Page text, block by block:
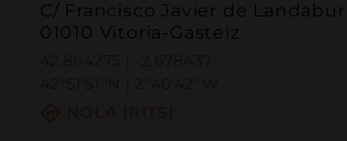
C/ Francisco Javier de
01010 Vitoria-Gasteiz